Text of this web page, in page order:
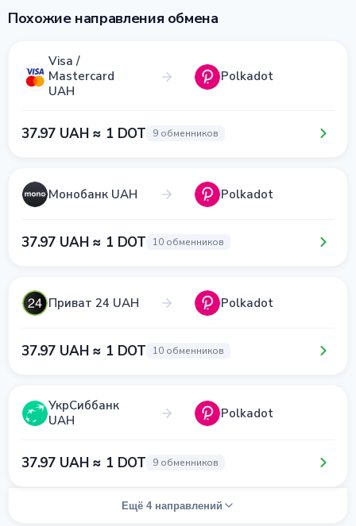
Похожие направления обмена
Visa /
Mastercard
UAH
Polkadot
37.97 UAH ≈ 1 DOT 9 обменников
Монобанк UAH Polkadot
37.97 UAH ≈ 1 DOT 10 обменников
Приват 24 UAH Polkadot
37.97 UAH ≈ 1 DOT 10 обменников
УкрСиббанк
UAH
Polkadot
37.97 UAH ≈ 1 DOT 9 обменников
Ещё 4 направлений